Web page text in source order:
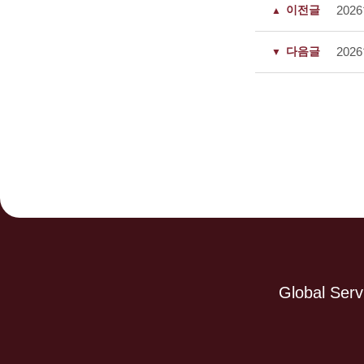
이전글
다음글
Global